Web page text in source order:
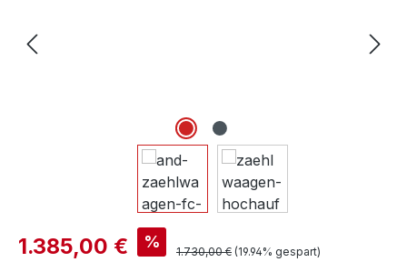
Verkaufspreis:
1.385,00 € % Regulärer Preis:
1.730,00 € (19.94% gespart)